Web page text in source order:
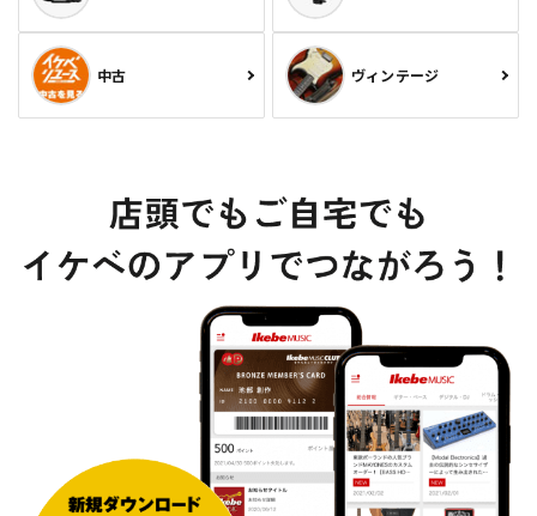
中古 ヴィンテージ